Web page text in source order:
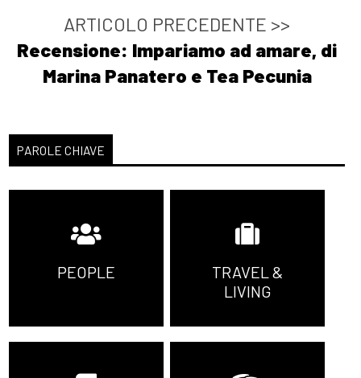
ARTICOLO PRECEDENTE >>
Recensione: Impariamo ad amare, di
Marina Panatero e Tea Pecunia
PAROLE CHIAVE
PEOPLE
TRAVEL &
LIVING